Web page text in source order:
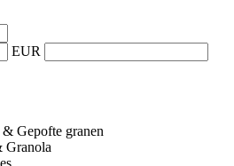
EUR
Gepofte granen
Granola